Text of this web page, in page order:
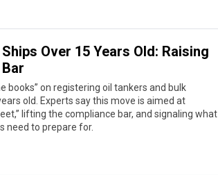
Over 15 Years Old: Raising
books” on registering oil tankers and bulk
old. Experts say this move is aimed at
lifting the compliance bar, and signaling what
need to prepare for.